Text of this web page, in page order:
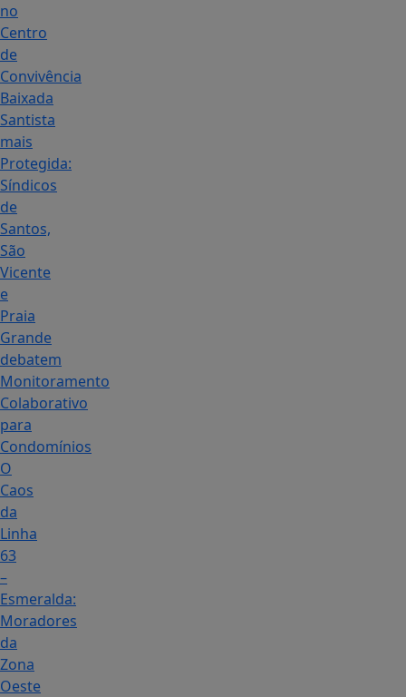
no
Centro
de
Convivência
Baixada
Santista
mais
Protegida:
Síndicos
de
Santos,
São
Vicente
e
Praia
Grande
debatem
Monitoramento
Colaborativo
para
Condomínios
O
Caos
da
Linha
63
–
Esmeralda:
Moradores
da
Zona
Oeste